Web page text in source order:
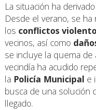
La situación ha
Desde el verano, se
los conflictos
vecinos, así como
se incluye la quema
vecindía ha acudido
la Policía Municipal e
busca de una solución
llegado.